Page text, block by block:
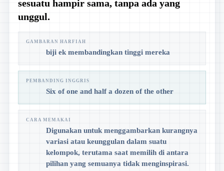
sesuatu hampir sama, tanpa ada yang
unggul.
GAMBARAN HARFIAH
biji ek membandingkan tinggi mereka
PEMBANDING INGGRIS
Six of one and half a dozen of the other
CARA MEMAKAI
Digunakan untuk menggambarkan kurangnya
variasi atau keunggulan dalam suatu
kelompok, terutama saat memilih di antara
pilihan yang semuanya tidak menginspirasi.